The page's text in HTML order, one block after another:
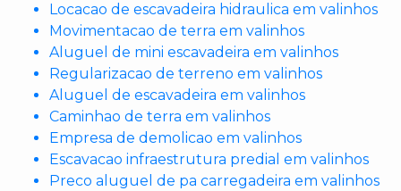
Locacao de escavadeira hidraulica em valinhos
Movimentacao de terra em valinhos
Aluguel de mini escavadeira em valinhos
Regularizacao de terreno em valinhos
Aluguel de escavadeira em valinhos
Caminhao de terra em valinhos
Empresa de demolicao em valinhos
Escavacao infraestrutura predial em valinhos
Preco aluguel de pa carregadeira em valinhos